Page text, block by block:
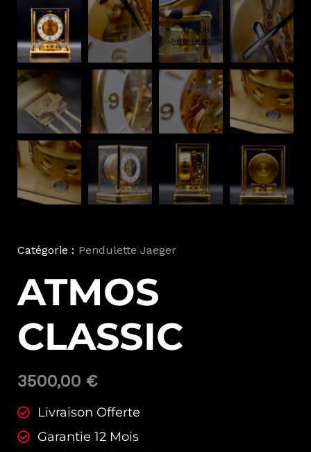
Catégorie : Pendulette Jaeger
ATMOS
CLASSIC
3500,00 €
Livraison Offerte
Garantie 12 Mois